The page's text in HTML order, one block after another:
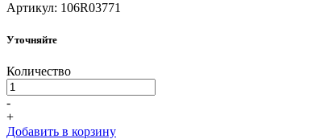
Артикул: 106R03771
Уточняйте
Количество
-
+
Добавить в корзину